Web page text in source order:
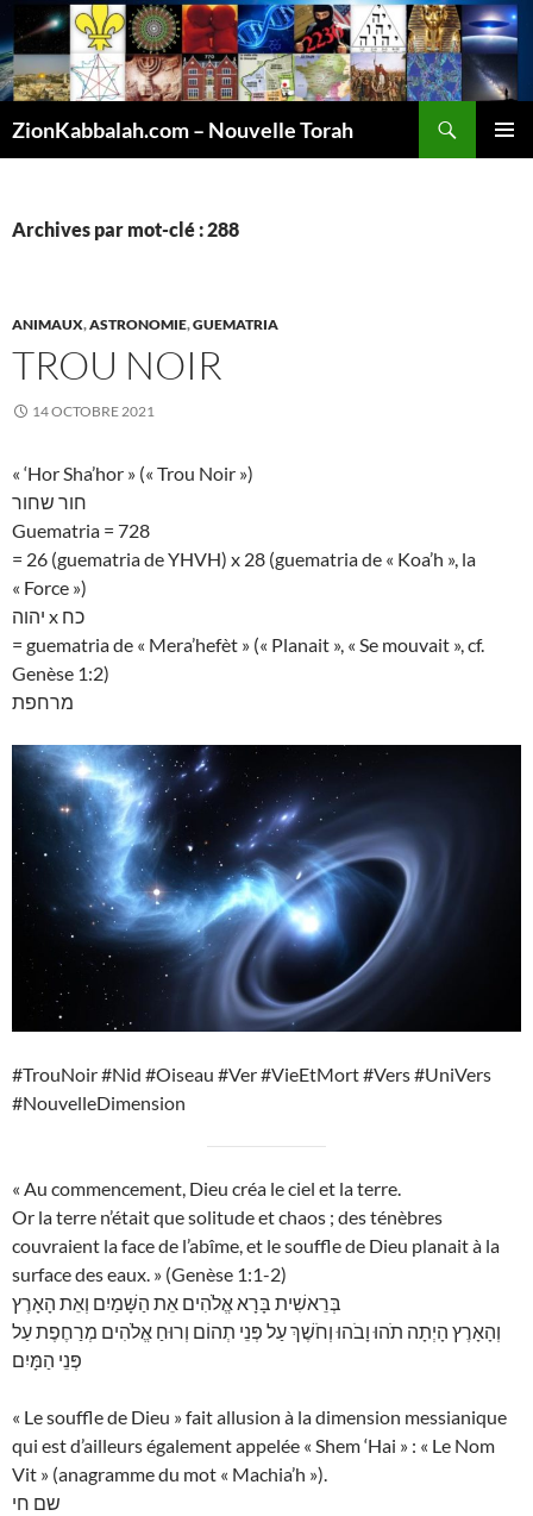
ZionKabbalah.com – Nouvelle Torah
Archives par mot-clé : 288
ANIMAUX,ASTRONOMIE,GUEMATRIA
TROU NOIR
14 OCTOBRE 2021
« ‘Hor Sha’hor » (« Trou Noir »)
חור שחור
Guematria = 728
= 26 (guematria de YHVH) x 28 (guematria de « Koa’h », la
« Force »)
יהוה x כח
= guematria de « Mera’hefèt » (« Planait », « Se mouvait », cf.
Genèse 1:2)
מרחפת
#TrouNoir #Nid #Oiseau #Ver #VieEtMort #Vers #UniVers
#NouvelleDimension
« Au commencement, Dieu créa le ciel et la terre.
Or la terre n’était que solitude et chaos ; des ténèbres
couvraient la face de l’abîme, et le souffle de Dieu planait à la
surface des eaux. » (Genèse 1:1-2)
בְּרֵאשִׁית בָּרָא אֱלֹהִים אֵת הַשָּׁמַיִם וְאֵת הָאָרֶץ
וְהָאָרֶץ הָיְתָה תֹהוּ וָבֹהוּ וְחֹשֶׁךְ עַל פְּנֵי תְהוֹם וְרוּחַ אֱלֹהִים מְרַחֶפֶת עַל
פְּנֵי הַמָּיִם
« Le souffle de Dieu » fait allusion à la dimension messianique
qui est d’ailleurs également appelée « Shem ‘Hai » : « Le Nom
Vit » (anagramme du mot « Machia’h »).
שם חי